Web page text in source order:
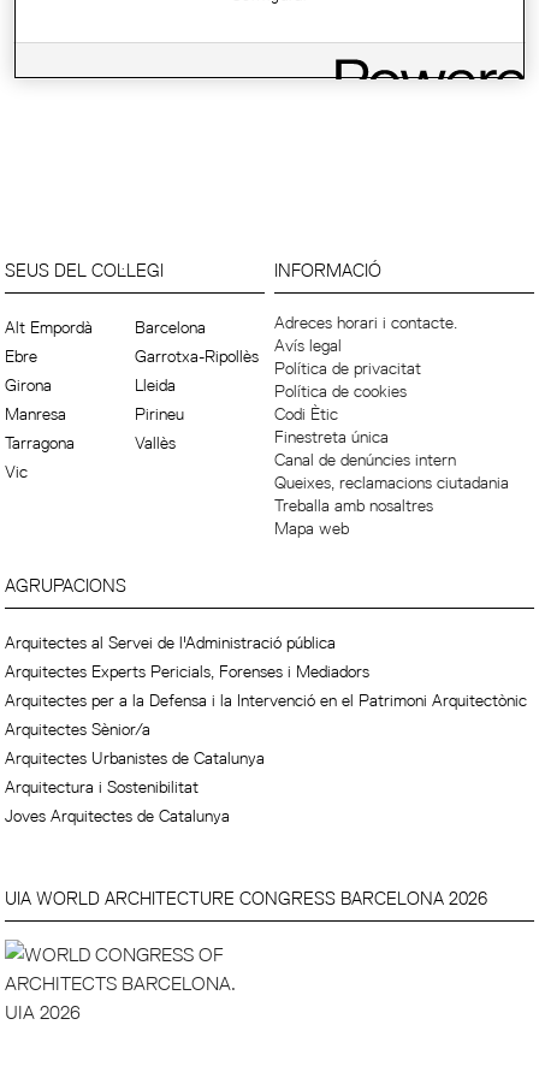
SEUS DEL COL·LEGI
Alt Empordà
Barcelona
Ebre
Garrotxa-Ripollès
Girona
Lleida
Manresa
Pirineu
Tarragona
Vallès
Vic
INFORMACIÓ
Adreces horari i contacte.
Avís legal
Política de privacitat
Política de cookies
Codi Ètic
Finestreta única
Canal de denúncies intern
Queixes, reclamacions ciutadania
Treballa amb nosaltres
Mapa web
AGRUPACIONS
Arquitectes al Servei de l'Administració pública
Arquitectes Experts Pericials, Forenses i Mediadors
Arquitectes per a la Defensa i la Intervenció en el Patrimoni Arquitectònic
Arquitectes Sènior/a
Arquitectes Urbanistes de Catalunya
Arquitectura i Sostenibilitat
Joves Arquitectes de Catalunya
UIA WORLD ARCHITECTURE CONGRESS BARCELONA 2026